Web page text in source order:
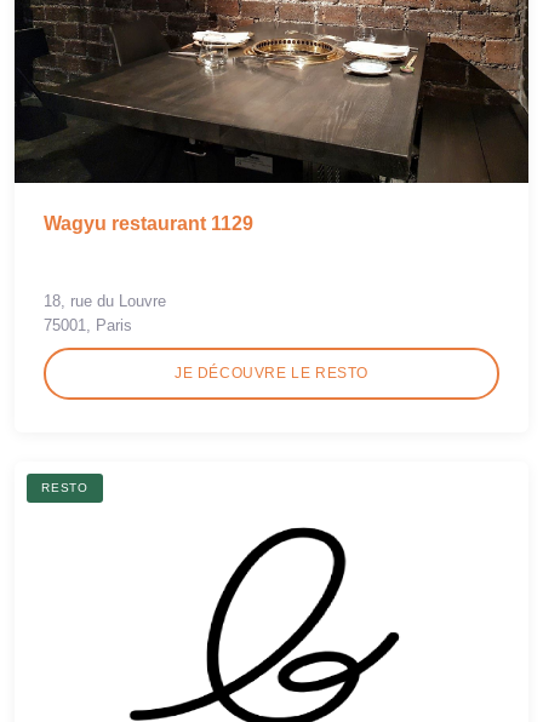
Wagyu restaurant 1129
18, rue du Louvre
75001, Paris
JE DÉCOUVRE LE RESTO
RESTO